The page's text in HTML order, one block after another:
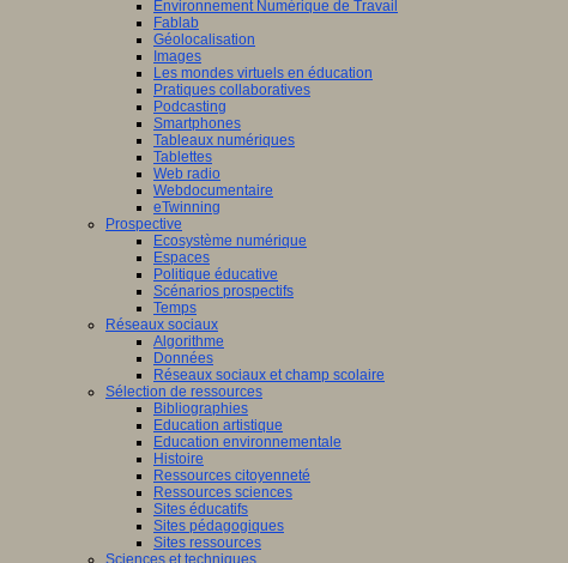
Environnement Numérique de Travail
Fablab
Géolocalisation
Images
Les mondes virtuels en éducation
Pratiques collaboratives
Podcasting
Smartphones
Tableaux numériques
Tablettes
Web radio
Webdocumentaire
eTwinning
Prospective
Ecosystème numérique
Espaces
Politique éducative
Scénarios prospectifs
Temps
Réseaux sociaux
Algorithme
Données
Réseaux sociaux et champ scolaire
Sélection de ressources
Bibliographies
Education artistique
Education environnementale
Histoire
Ressources citoyenneté
Ressources sciences
Sites éducatifs
Sites pédagogiques
Sites ressources
Sciences et techniques